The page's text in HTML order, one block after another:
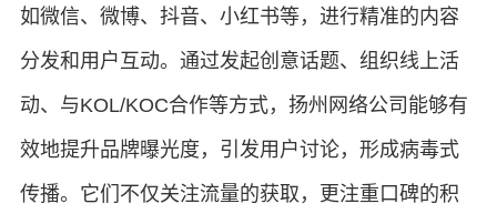
如微信、微博、抖音、小红书等，进行精准的内容
分发和用户互动。通过发起创意话题、组织线上活
动、与KOL/KOC合作等方式，扬州网络公司能够有
效地提升品牌曝光度，引发用户讨论，形成病毒式
传播。它们不仅关注流量的获取，更注重口碑的积